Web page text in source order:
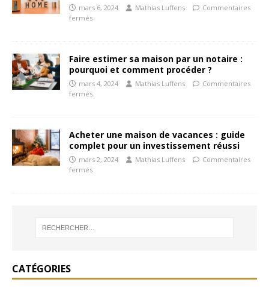
mars 6, 2024 Mathias Luffens
Commentaires
fermés
Faire estimer sa maison par un notaire :
pourquoi et comment procéder ?
mars 4, 2024 Mathias Luffens
Commentaires
fermés
Acheter une maison de vacances : guide
complet pour un investissement réussi
mars 2, 2024 Mathias Luffens
Commentaires
fermés
CATÉGORIES